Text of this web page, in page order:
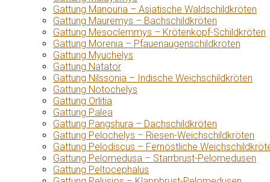
Gattung Manouria – Asiatische Waldschildkröten
Gattung Mauremys – Bachschildkröten
Gattung Mesoclemmys – Krötenkopf-Schildkröten
Gattung Morenia – Pfauenaugenschildkröten
Gattung Myuchelys
Gattung Natator
Gattung Nilssonia – Indische Weichschildkröten
Gattung Notochelys
Gattung Orlitia
Gattung Palea
Gattung Pangshura – Dachschildkröten
Gattung Pelochelys – Riesen-Weichschildkröten
Gattung Pelodiscus – Fernöstliche
Gattung Pelomedusa – Starrbrust-Pelomedusen
Gattung Peltocephalus